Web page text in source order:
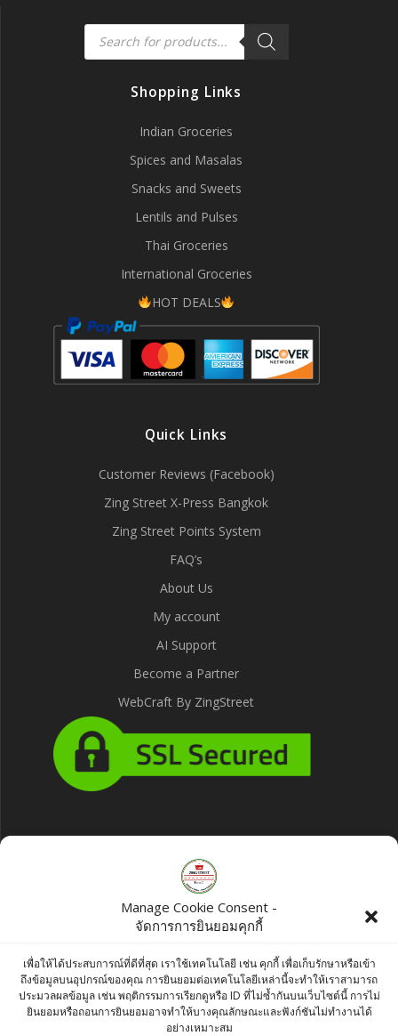
Manage Cookie Consent -
จัดการการยินยอมคุกกี้
เพื่อให้ได้ประสบการณ์ที่ดีที่สุด เราใช้เทคโนโลยี เช่น คุกกี้ เพื่อเก็บรักษาหรือเข้า
ถึงข้อมูลบนอุปกรณ์ของคุณ การยินยอมต่อเทคโนโลยีเหล่านี้จะทำให้เราสามารถ
ประมวลผลข้อมูล เช่น พฤติกรรมการเรียกดูหรือ ID ที่ไม่ซ้ำกันบนเว็บไซต์นี้ การไม่
ยินยอมหรือถอนการยินยอมอาจทำให้บางคุณลักษณะและฟังก์ชันไม่ทำงานได้
อย่างเหมาะสม
Products
search
Shopping Links
Indian Groceries
Spices and Masalas
Snacks and Sweets
Lentils and Pulses
Thai Groceries
International Groceries
HOT DEALS
Quick Links
Customer Reviews (Facebook)
Zing Street X-Press Bangkok
Zing Street Points System
FAQ’s
About Us
My account
AI Support
Become a Partner
WebCraft By ZingStreet
Products
Frozen Laal Maas - Lamb meat cooked in
a sauce of yoghurt and hot spices. แกงแดง
฿ 390.00
Lobo Seasoning Paste for Spicy Nam Prik